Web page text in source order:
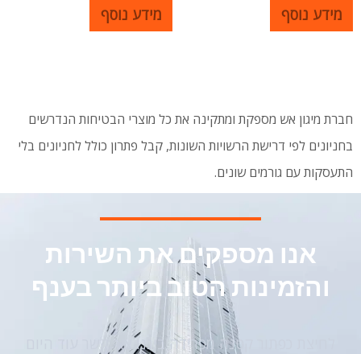
מידע נוסף מידע נוסף
חברת מיגון אש מספקת ומתקינה את כל מוצרי הבטיחות הנדרשים
בחניונים לפי דרישת הרשויות השונות, קבל פתרון כולל לחניונים בלי
התעסקות עם גורמים שונים.
אנו מספקים את השירות
והזמינות הטוב ביותר בענף
לחיצת כפתור קטנה מפרידה ביננו צור קשר עוד היום